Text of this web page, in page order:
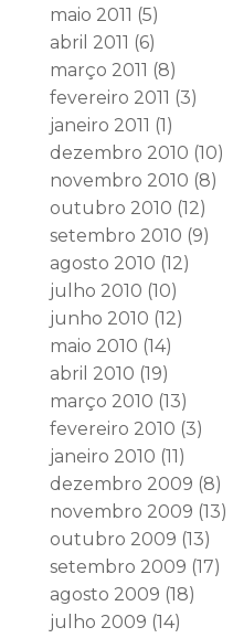
maio 2011 (5)
abril 2011 (6)
março 2011 (8)
fevereiro 2011 (3)
janeiro 2011 (1)
dezembro 2010 (10)
novembro 2010 (8)
outubro 2010 (12)
setembro 2010 (9)
agosto 2010 (12)
julho 2010 (10)
junho 2010 (12)
maio 2010 (14)
abril 2010 (19)
março 2010 (13)
fevereiro 2010 (3)
janeiro 2010 (11)
dezembro 2009 (8)
novembro 2009 (13)
outubro 2009 (13)
setembro 2009 (17)
agosto 2009 (18)
julho 2009 (14)